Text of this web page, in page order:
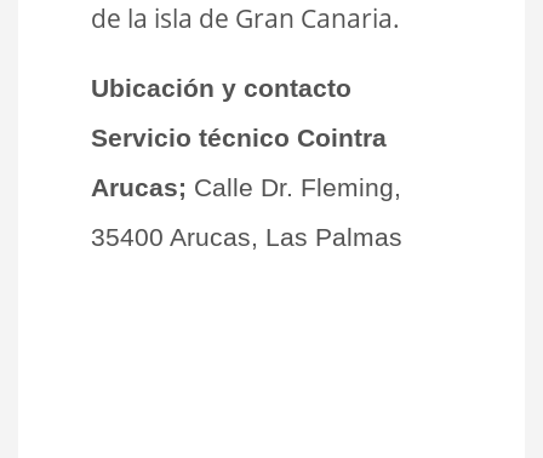
de la isla de Gran Canaria.
Ubicación y contacto
Servicio técnico Cointra
Arucas; Calle Dr. Fleming,
35400 Arucas, Las Palmas